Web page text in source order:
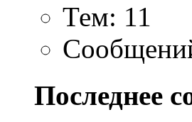
Тем: 11
Последнее